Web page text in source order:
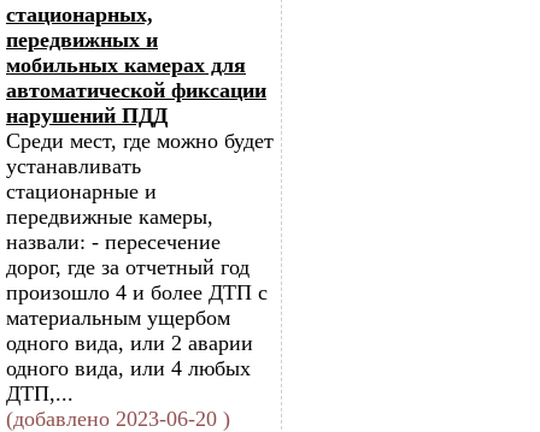
стационарных,
передвижных и
мобильных камерах для
автоматической фиксации
нарушений ПДД
Среди мест, где можно будет
устанавливать
стационарные и
передвижные камеры,
назвали: - пересечение
дорог, где за отчетный год
произошло 4 и более ДТП с
материальным ущербом
одного вида, или 2 аварии
одного вида, или 4 любых
ДТП,...
(добавлено 2023-06-20 )